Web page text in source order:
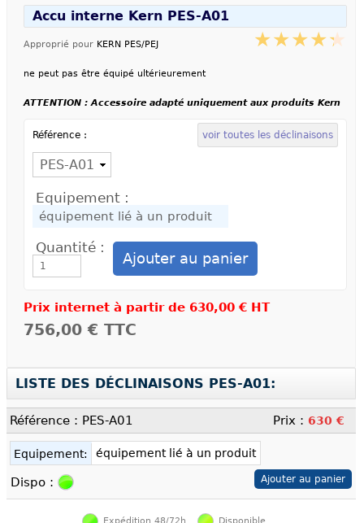
Accu interne Kern PES-A01
Approprié pour KERN PES/PEJ
ne peut pas être équipé ultérieurement
ATTENTION : Accessoire adapté uniquement aux produits Kern
Référence : voir toutes les déclinaisons
Equipement :
Quantité :
Prix internet à partir de 630,00 € HT
756,00 € TTC
LISTE DES DÉCLINAISONS PES-A01:
Référence : PES-A01 Prix : 630 €
Equipement: équipement lié à un produit
Dispo :